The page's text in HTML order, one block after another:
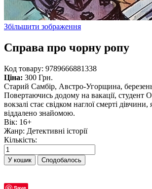
Збільшити зображення
Справа про чорну ропу
Код товару: 9789666881338
Ціна: 300 Грн.
Старий Самбір, Австро-Угорщина,
Повертаючись додому на вакації, студент
вокзалі стає свідком наглої смерті
віддалено знайомою.
Вік: 16+
Жанр: Детективні історії
Кількість:
Сподобалось